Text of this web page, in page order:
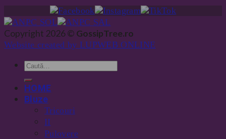
Copyright 2026 © GossipTree.ro
Website created by LUPWEB ONLINE
HOME
Bluze
Tricouri
II
Pulovere